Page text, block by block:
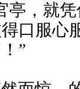
亭，就
口服心
”